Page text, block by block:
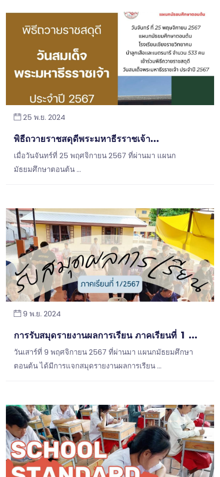
25 พ.ย. 2024
พิธีถวายราชสดุดีพระมหาธีรราชเจ้า...
เมื่อวันจันทร์ที่ 25 พฤศจิกายน 2567 ที่ผ่านมา แผนก
มัธยมศึกษาตอนต้น …
9 พ.ย. 2024
การรับสมุดรายงานผลการเรียน ภาคเรียนที่ 1 ...
วันเสาร์ที่ 9 พฤศจิกายน 2567 ที่ผ่านมา แผนกมัธยมศึกษา
ตอนต้น ได้มีการแจกสมุดรายงานผลการเรียน …